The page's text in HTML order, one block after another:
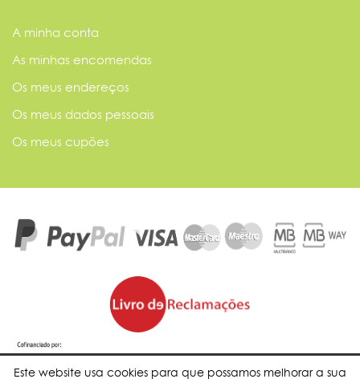
Este website usa cookies para que possamos melhorar a sua
A minha conta
As minhas encomendas
Os meus endereços
Os meus dados pessoais
Os meus cupões